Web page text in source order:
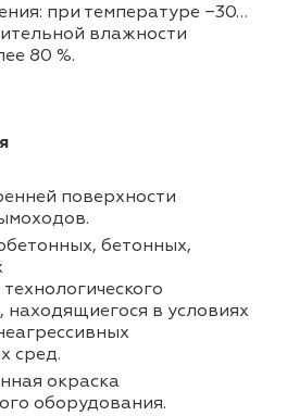
при температуре −30…
влажности
80 %.
поверхности
бетонных,
находящиегося в условиях
сред.
окраска
оборудования.